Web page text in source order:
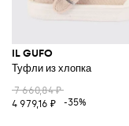
IL GUFO
Туфли из хлопка
7 660,84 ₽
4 979,16 ₽
-35%